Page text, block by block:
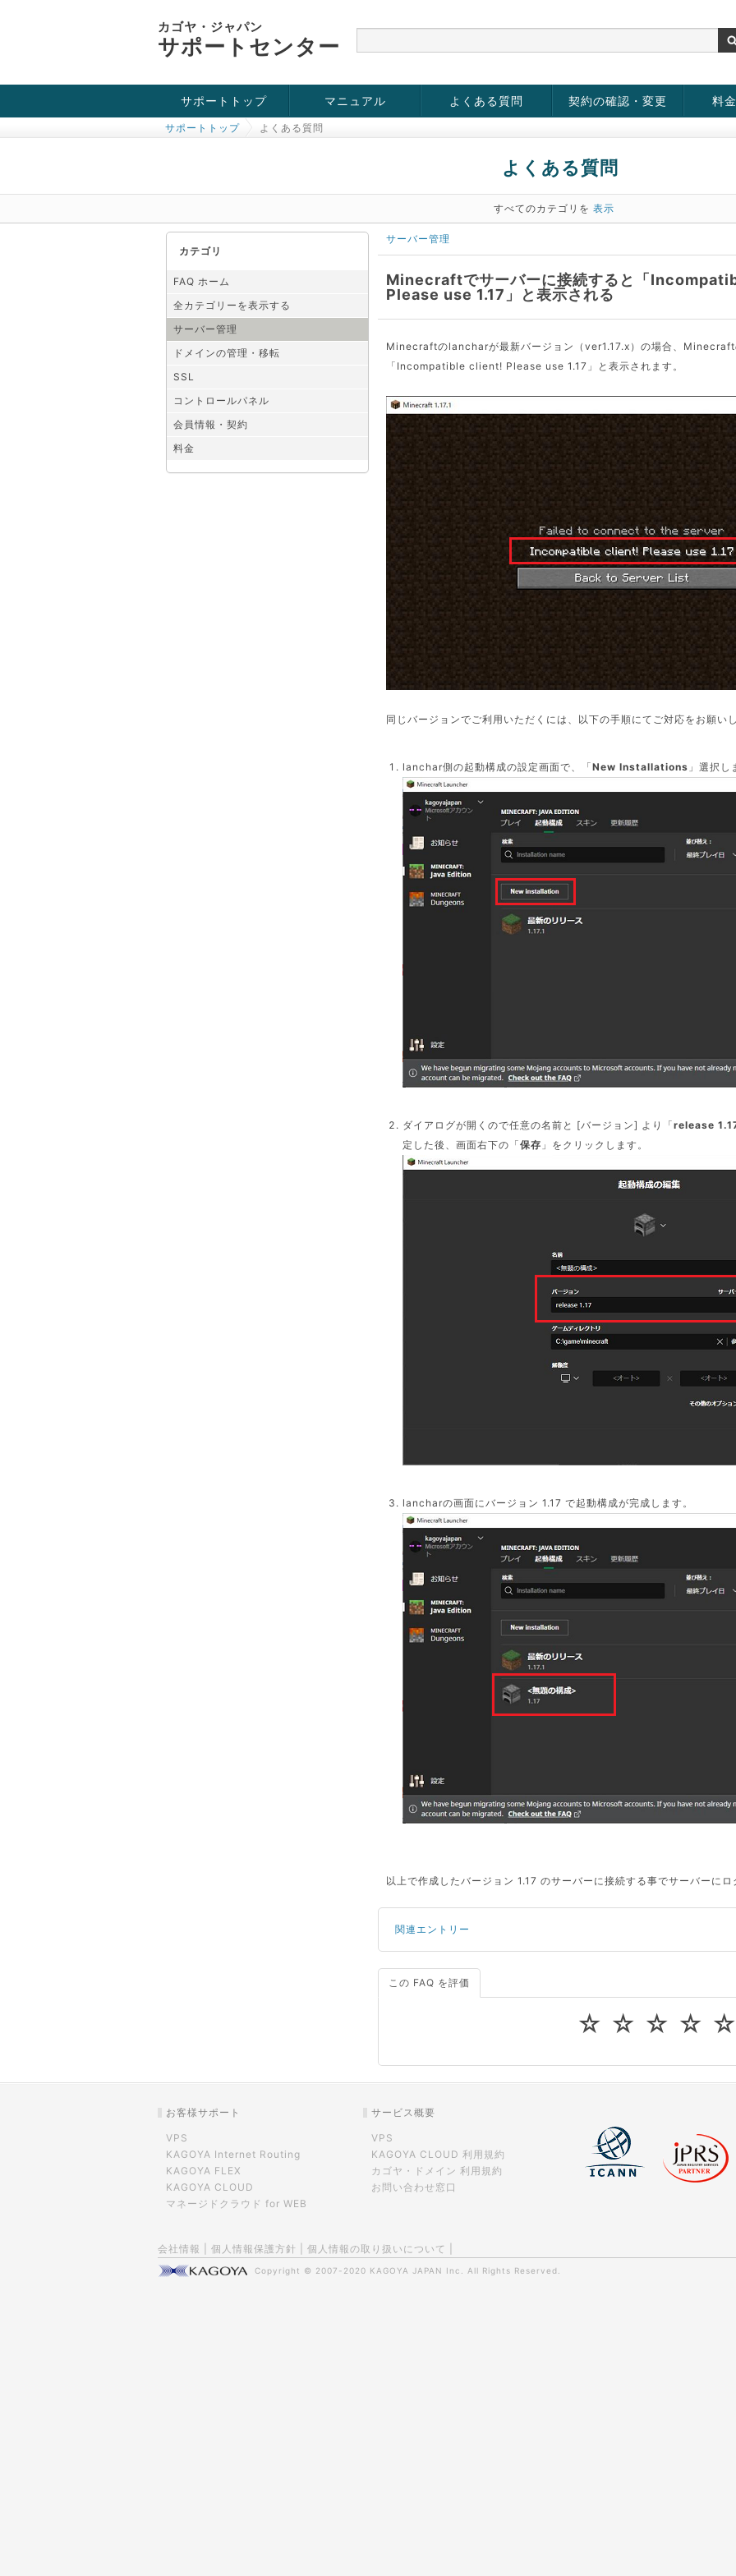
カゴヤ・ジャパン
サポートセンター
サポートトップ
お役立ち情報
チュートリアル
障害・メンテナンス情報
マニュアル よくある質問 契約の確認・変更 料
サポートトップ よくある質問
よくある質問
すべてのカテゴリを 表示
カテゴリ
FAQ ホーム
全カテゴリーを表示する
サーバー管理
ドメインの管理・移転
SSL
コントロールパネル
会員情報・契約
料金
サーバー管理
Minecraftでサーバーに接続すると「
Please use 1.17」と表示される
Minecraftのlancharが最新バージョン（ver1.17.x）の場合、Minecraft
「Incompatible client! Please use 1.17」と表示されます。
同じバージョンでご利用いただくには、以下の手順にてご対応をお願い
lanchar側の起動構成の設定画面で、「New Installations 」選択し
ダイアログが開くので任意の名前と [バージョン] より「release
定した後、画面右下の「保存 」をクリックします。
lancharの画面にバージョン 1.17 で起動構成が完成します。
以上で作成したバージョン 1.17 のサーバーに接続する事でサーバーに
関連エントリー
サーバーが重いので調査してほしい
CPUやメモリをアップグレードしたい
この FAQ を評価
☆
☆
☆
☆
お客様サポート
VPS
KAGOYA Internet Routing
KAGOYA FLEX
KAGOYA CLOUD
マネージドクラウド for WEB
サービス概要
VPS
KAGOYA CLOUD 利用規約
カゴヤ・ドメイン 利用規約
お問い合わせ窓口
会社情報 個人情報保護方針 個人情報の取り扱いについて
Copyright © 2007-2020 KAGOYA JAPAN Inc. All Rights Reserved.